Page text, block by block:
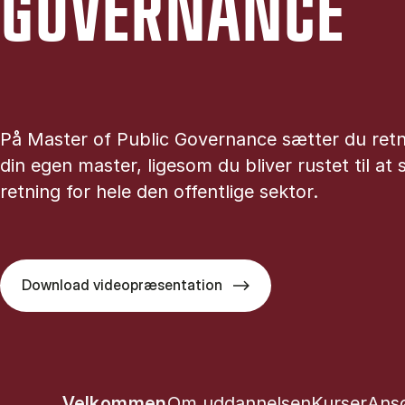
GOVER­NAN­CE
På Master of Public Governance sætter du
din egen master, ligesom du bliver rustet til at
retning for hele den offentlige sektor.
Download videopræsentation